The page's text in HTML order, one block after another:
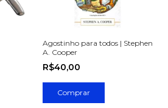
Agostinho para todos | Stephen
A. Cooper
R$40,00